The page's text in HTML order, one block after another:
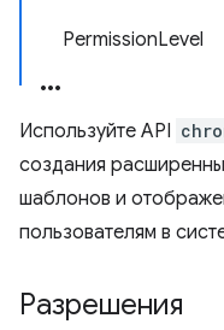
PermissionLevel
Используйте API
создания
шаблонов и
пользователям в
Разрешения